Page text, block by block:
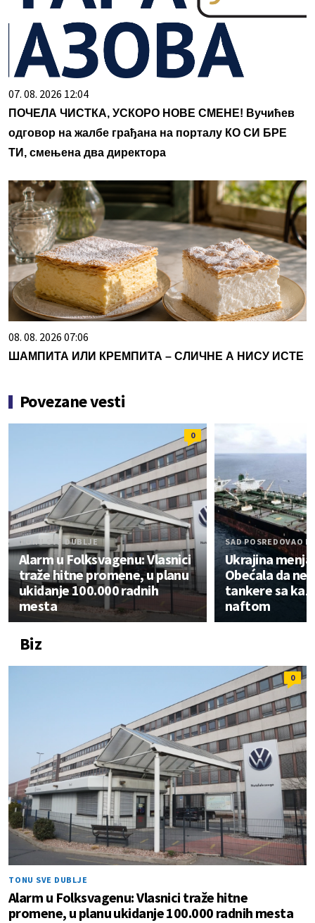
07. 08. 2026 12:04
ПОЧЕЛА ЧИСТКА, УСКОРО НОВЕ СМЕНЕ! Вучићев
одговор на жалбе грађана на порталу КО СИ БРЕ
ТИ, смењена два директора
08. 08. 2026 07:06
ШАМПИТА ИЛИ КРЕМПИТА – СЛИЧНЕ А НИСУ ИСТЕ
Povezane vesti
0
TONU SVE DUBLJE
Alarm u Folksvagenu: Vlasnici
traže hitne promene, u planu
ukidanje 100.000 radnih
mesta
SAD POSREDOVAO
Ukrajina
Obećala da
tankere sa
naftom
Biz
0
TONU SVE DUBLJE
Alarm u Folksvagenu: Vlasnici traže hitne
promene, u planu ukidanje 100.000 radnih mesta